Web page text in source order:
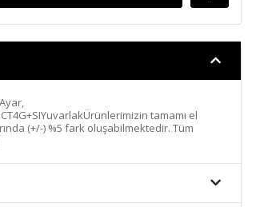
tamamı el
(+/-) %5 fark oluşabilmektedir. Tüm